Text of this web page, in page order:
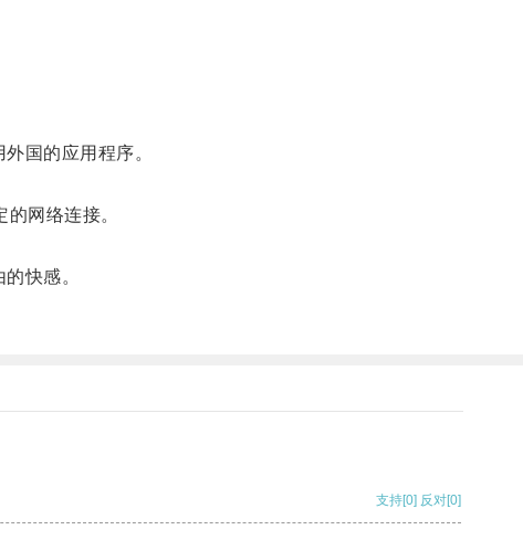
国的应用程序。
网络连接。
快感。
支持[0] 反对[0]